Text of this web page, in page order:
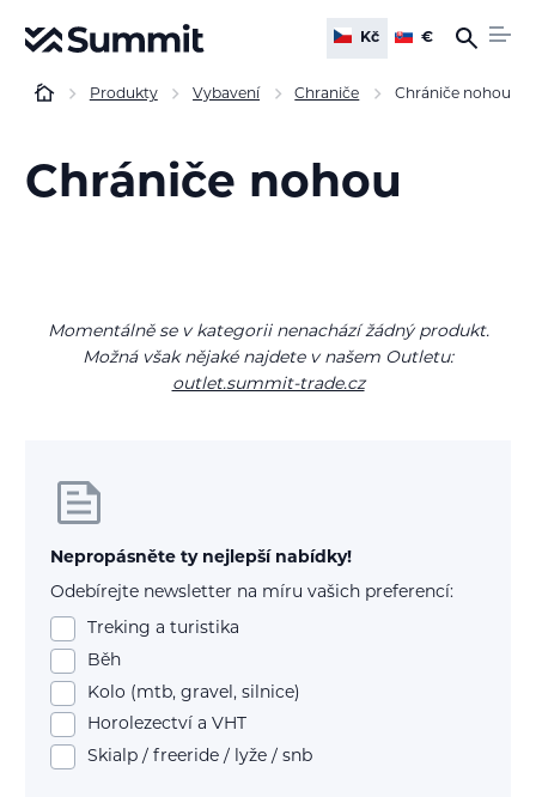
Kč €
Produkty Vybavení Chraniče Chrániče nohou
Chrániče nohou
Momentálně se v kategorii nenachází žádný produkt.
Možná však nějaké najdete v našem Outletu:
outlet.summit-trade.cz
Nepropásněte ty nejlepší nabídky!
Odebírejte newsletter na míru vašich preferencí:
Treking a turistika
Běh
Kolo (mtb, gravel, silnice)
Horolezectví a VHT
Skialp / freeride / lyže / snb